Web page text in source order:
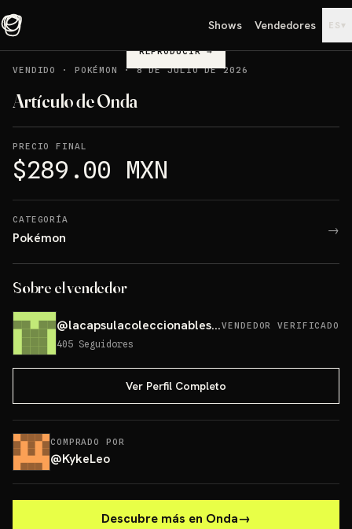
Shows Vendedores ES ▾
REPRODUCIR→
VENDIDO
· POKÉMON ·8 DE JULIO DE 2026
Artículo de Onda
PRECIO FINAL
$289.00 MXN
CATEGORÍA
Pokémon →
Sobre el vendedor
@lacapsulacoleccionables25 VENDEDOR VERIFICADO
405 Seguidores
Ver Perfil Completo
COMPRADO POR
@KykeLeo
Descubre más en Onda→